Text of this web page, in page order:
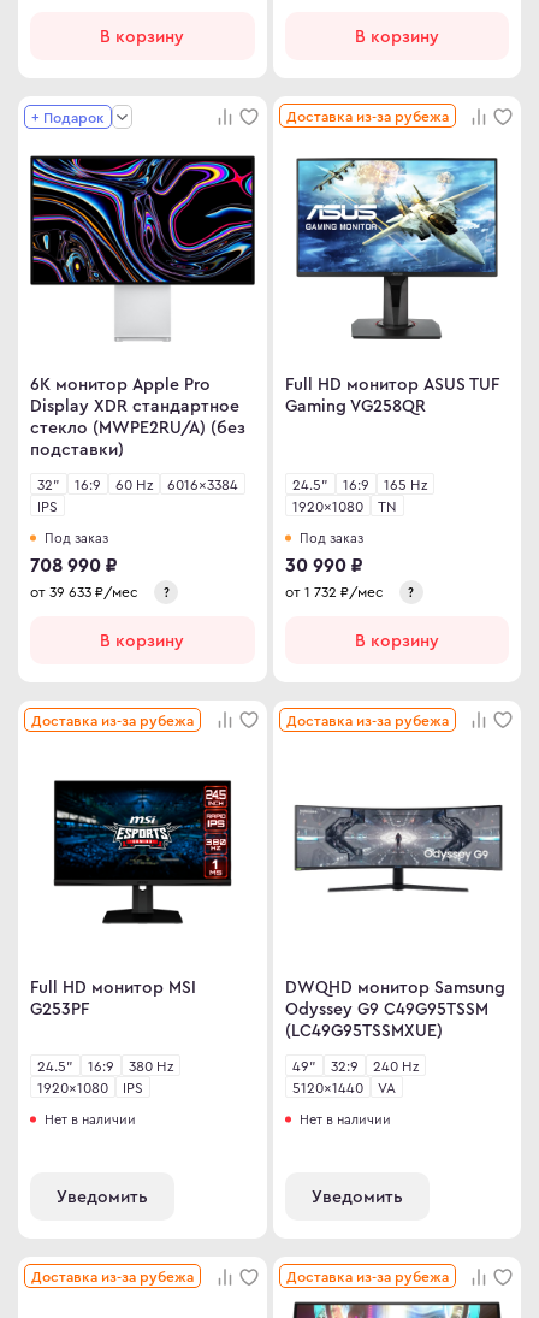
В корзину В корзину
+ Подарок
6K монитор Apple Pro
Display XDR стандартное
стекло (MWPE2RU/A) (без
подставки)
32" 16:9 60 Hz
6016×3384
IPS
Под заказ
708 990 ₽
от 39 633 ₽/мес ?
В корзину
Доставка из-за рубежа
Full HD монитор ASUS TUF
Gaming VG258QR
24.5" 16:9
165 Hz
1920×1080
TN
Под заказ
30 990 ₽
от 1 732 ₽/мес ?
В корзину
Доставка из-за рубежа
Full HD монитор MSI
G253PF
24.5" 16:9
380 Hz
1920×1080
IPS
Нет в наличии
Уведомить
Доставка из-за рубежа
DWQHD монитор Samsung
Odyssey G9 C49G95TSSM
(LC49G95TSSMXUE)
49" 32:9
240 Hz
5120×1440
VA
Нет в наличии
Уведомить
Доставка из-за рубежа Доставка из-за рубежа